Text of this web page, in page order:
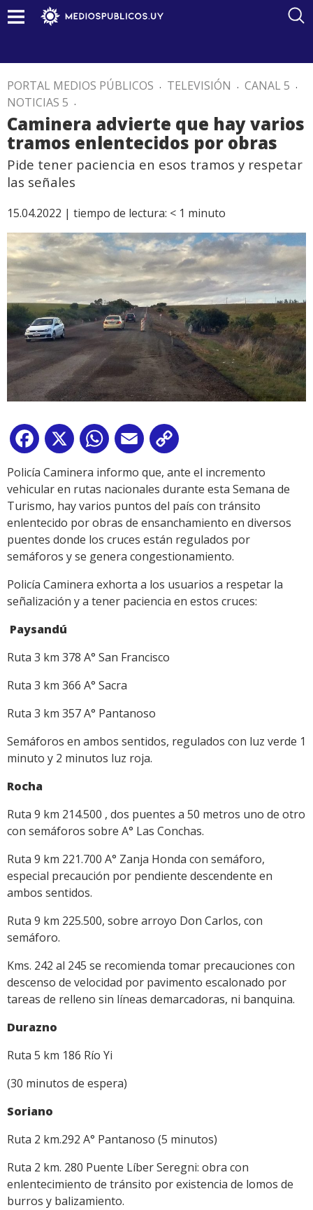
PORTAL MEDIOS PÚBLICOS . TELEVISIÓN . CANAL 5 .
NOTICIAS 5 .
Caminera advierte que hay varios
tramos enlentecidos por obras
Pide tener paciencia en esos tramos y respetar
las señales
15.04.2022 | tiempo de lectura: < 1 minuto
Facebook
X WhatsApp
Email
Link
Policía Caminera informo que, ante el incremento
vehicular en rutas nacionales durante esta Semana de
Turismo, hay varios puntos del país con tránsito
enlentecido por obras de ensanchamiento en diversos
puentes donde los cruces están regulados por
semáforos y se genera congestionamiento.
Policía Caminera exhorta a los usuarios a respetar la
señalización y a tener paciencia en estos cruces:
Paysandú
Ruta 3 km 378 A° San Francisco
Ruta 3 km 366 A° Sacra
Ruta 3 km 357 A° Pantanoso
Semáforos en ambos sentidos, regulados con luz verde 1
minuto y 2 minutos luz roja.
Rocha
Ruta 9 km 214.500 , dos puentes a 50 metros uno de otro
con semáforos sobre A° Las Conchas.
Ruta 9 km 221.700 A° Zanja Honda con semáforo,
especial precaución por pendiente descendente en
ambos sentidos.
Ruta 9 km 225.500, sobre arroyo Don Carlos, con
semáforo.
Kms. 242 al 245 se recomienda tomar precauciones con
descenso de velocidad por pavimento escalonado por
tareas de relleno sin líneas demarcadoras, ni banquina.
Durazno
Ruta 5 km 186 Río Yi
(30 minutos de espera)
Soriano
Ruta 2 km.292 A° Pantanoso (5 minutos)
Ruta 2 km. 280 Puente Líber Seregni: obra con
enlentecimiento de tránsito por existencia de lomos de
burros y balizamiento.